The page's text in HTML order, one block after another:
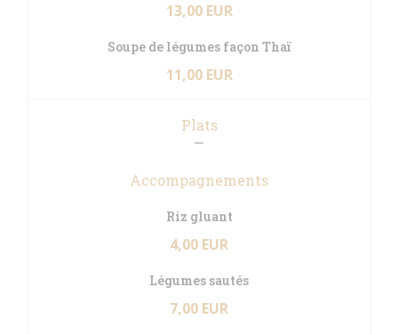
13,00 EUR
Soupe de légumes façon Thaï
11,00 EUR
Plats
Accompagnements
Riz gluant
4,00 EUR
Légumes sautés
7,00 EUR